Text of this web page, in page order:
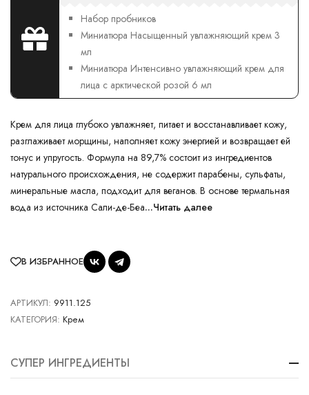
Набор пробников
Миниатюра Насыщенный увлажняющий крем 3
мл
Миниатюра Интенсивно увлажняющий крем для
лица с арктической розой 6 мл
Крем для лица глубоко увлажняет, питает и восстанавливает кожу,
разглаживает морщины, наполняет кожу энергией и возвращает ей
тонус и упругость. Формула на 89,7% состоит из ингредиентов
натурального происхождения, не содержит парабены, сульфаты,
минеральные масла, подходит для веганов. В основе термальная
вода из источника Сали-де-Беа...Читать далее
В ИЗБРАННОЕ
АРТИКУЛ: 9911.125
КАТЕГОРИЯ: Крем
СУПЕР ИНГРЕДИЕНТЫ